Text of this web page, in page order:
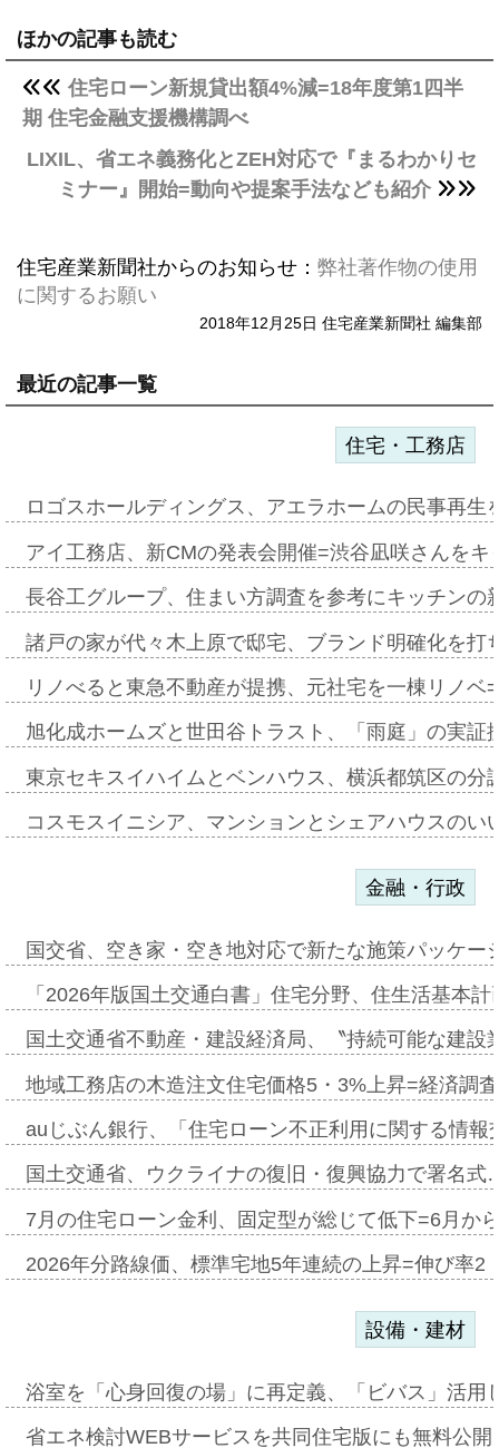
ほかの記事も読む
住宅ローン新規貸出額4%減=18年度第1四半
期 住宅金融支援機構調べ
LIXIL、省エネ義務化とZEH対応で『まるわかりセ
ミナー』開始=動向や提案手法なども紹介
住宅産業新聞社からのお知らせ： 弊社著作物の使用
に関するお願い
2018年12月25日 住宅産業新聞社 編集部
最近の記事一覧
住宅・工務店
ロゴスホールディングス、アエラホームの民事再
アイ工務店、新CMの発表会開催=渋谷凪咲さんを
長谷工グループ、住まい方調査を参考にキッチン
諸戸の家が代々木上原で邸宅、ブランド明確化を
リノべると東急不動産が提携、元社宅を一棟リノ
旭化成ホームズと世田谷トラスト、「雨庭」の実
東京セキスイハイムとベンハウス、横浜都筑区の
コスモスイニシア、マンションとシェアハウスの
金融・行政
国交省、空き家・空き地対応で新たな施策パッケ
「2026年版国土交通白書」住宅分野、住生活基本
国土交通省不動産・建設経済局、〝持続可能な建
地域工務店の木造注文住宅価格5・3%上昇=経済調
auじぶん銀行、「住宅ローン不正利用に関する情
国土交通省、ウクライナの復旧・復興協力で署名
7月の住宅ローン金利、固定型が総じて低下=6月か
2026年分路線価、標準宅地5年連続の上昇=伸び率
設備・建材
浴室を「心身回復の場」に再定義、「ビバス」活
省エネ検討WEBサービスを共同住宅版にも無料公